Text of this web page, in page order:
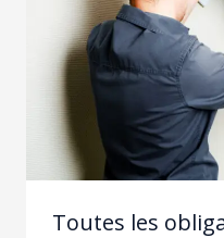
Toutes les